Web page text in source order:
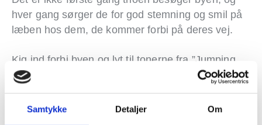
Samtykke Detaljer Om
hver gang sørger de for god stemning og smil på
læben hos dem, de kommer forbi på deres vej.
Kig ind forbi byen og lyt til tonerne fra ”Jumping
Jacks”, mens du får ordnet de sidste julegaver.